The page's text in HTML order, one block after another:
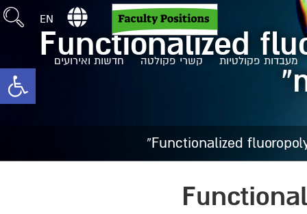
מעבדות פקולטיות קשרי פקולטה חדשות ואירועים
EN
“Functionalized